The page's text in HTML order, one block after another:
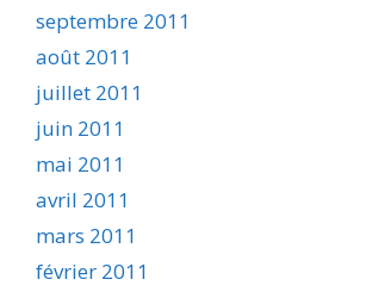
septembre 2011
août 2011
juillet 2011
juin 2011
mai 2011
avril 2011
mars 2011
février 2011